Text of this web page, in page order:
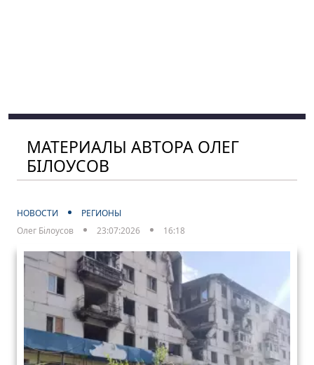
МАТЕРИАЛЫ АВТОРА ОЛЕГ
БІЛОУСОВ
НОВОСТИ
РЕГИОНЫ
Олег Білоусов
23:07:2026 16:18